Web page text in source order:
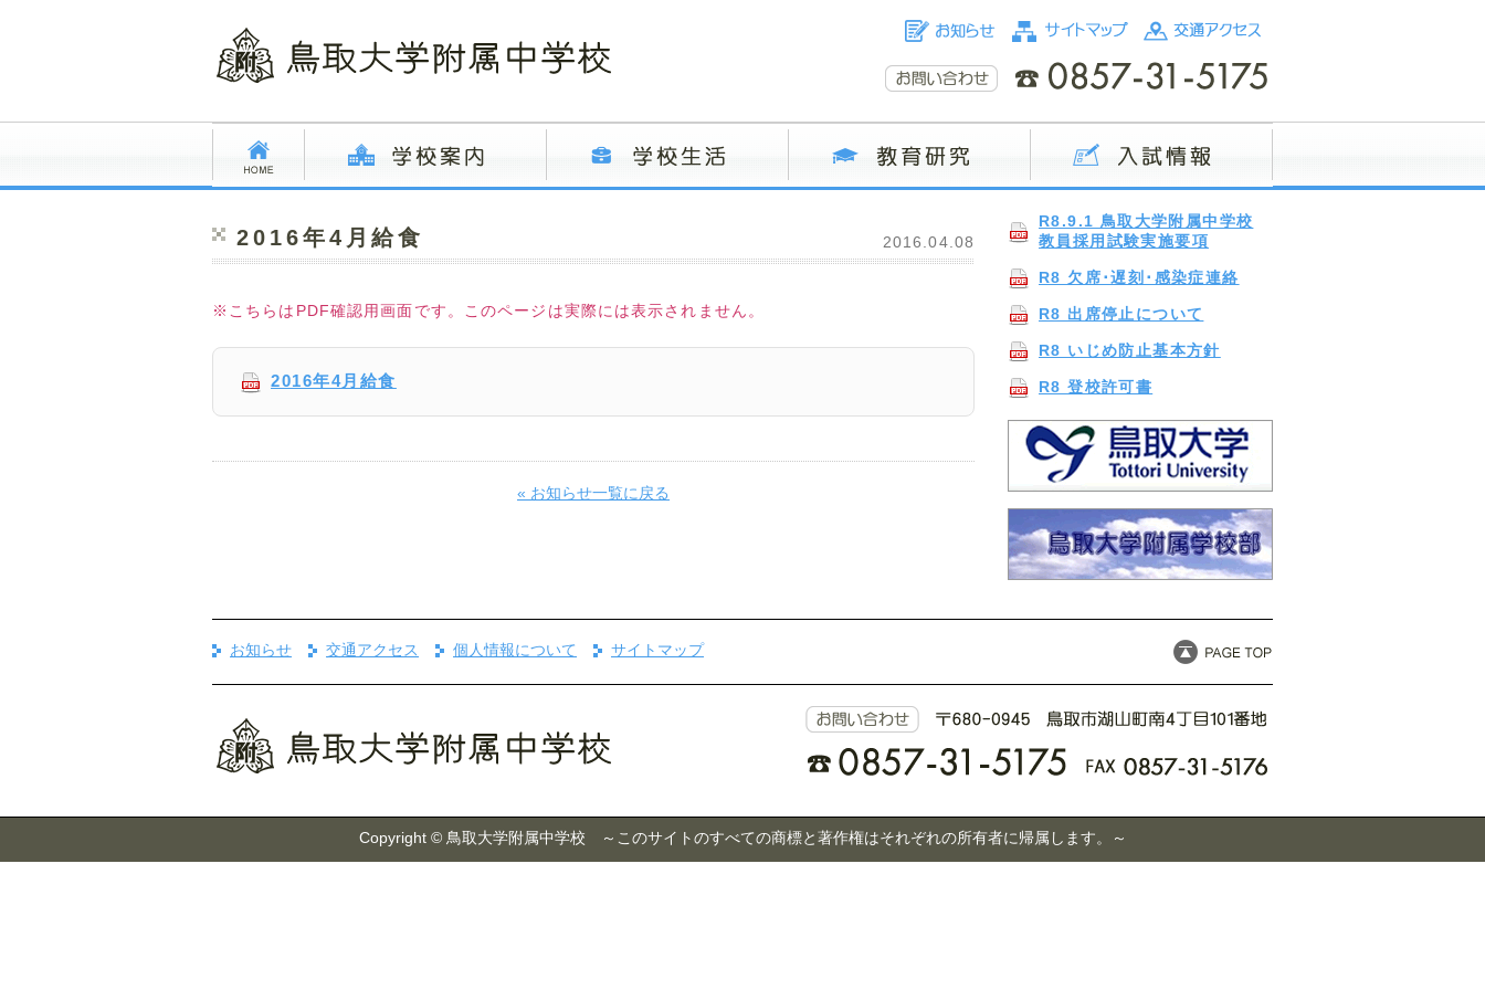
R8.9.1 鳥取大学附属中学校
教員採用試験実施要項
R8 欠席･遅刻･感染症連絡
R8 出席停止について
R8 いじめ防止基本方針
R8 登校許可書
2016年4月給食 2016.04.08
※こちらはPDF確認用画面です。このページは実際には表示されません。
2016年4月給食
« お知らせ一覧に戻る
お知らせ 交通アクセス 個人情報について サイトマップ
Copyright © 鳥取大学附属中学校 ～このサイトのすべての商標と著作権はそれぞれの所有者に帰属します。～